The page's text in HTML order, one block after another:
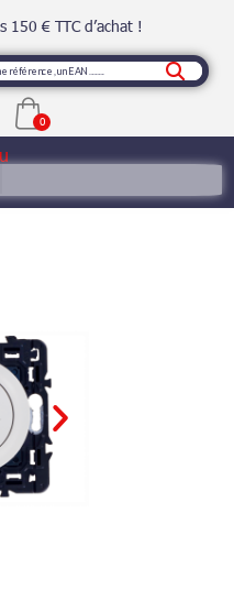
150 € TTC d’achat !